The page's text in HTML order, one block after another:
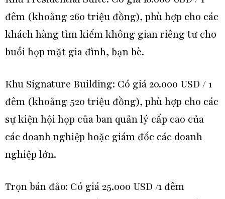
đêm (khoảng 260 triệu đồng), phù hợp cho các
khách hàng tìm kiếm không gian riêng tư cho
buổi họp mặt gia đình, bạn bè.
Khu Signature Building: Có giá 20.000 USD / 1
đêm (khoảng 520 triệu đồng), phù hợp cho các
sự kiện hội họp của ban quản lý cấp cao của
các doanh nghiệp hoặc giám đốc các doanh
nghiệp lớn.
Trọn bán đảo: Có giá 25.000 USD /1 đêm